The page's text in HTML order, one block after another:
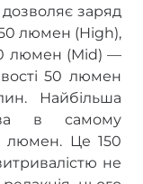
дозволяє заряд
люмен (High),
люмен (Mid) —
50 люмен
Найбільша
в самому
люмен. Це 150
не